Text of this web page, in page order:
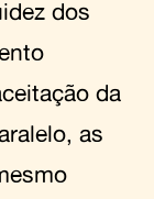
dos
da
as